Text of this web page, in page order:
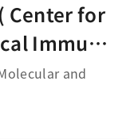
Center for
Immuno
and